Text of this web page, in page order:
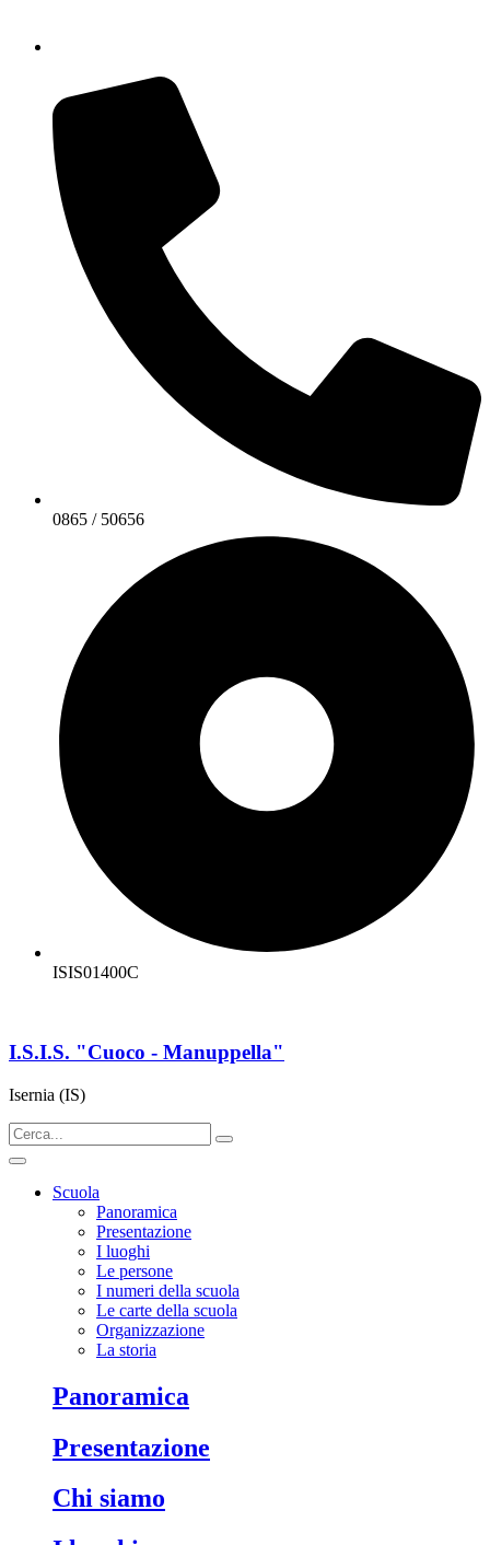
0865 / 50656
ISIS01400C
I.S.I.S. "Cuoco - Manuppella"
Isernia (IS)
Scuola
Panoramica
Presentazione
I luoghi
Le persone
I numeri della scuola
Le carte della scuola
Organizzazione
La storia
panoramica
presentazione
chi siamo